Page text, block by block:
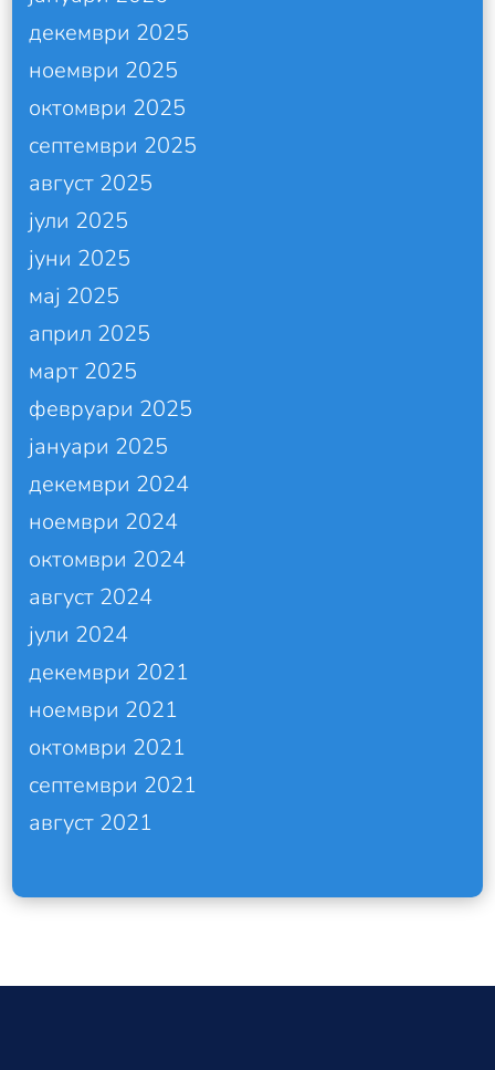
декември 2025
ноември 2025
октомври 2025
септември 2025
август 2025
јули 2025
јуни 2025
мај 2025
април 2025
март 2025
февруари 2025
јануари 2025
декември 2024
ноември 2024
октомври 2024
август 2024
јули 2024
декември 2021
ноември 2021
октомври 2021
септември 2021
август 2021